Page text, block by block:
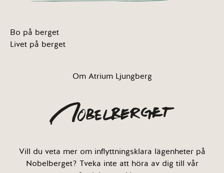
Bo på berget
Livet på berget
Om Atrium Ljungberg
Vill du veta mer om inflyttningsklara lägenheter på
Nobelberget? Tveka inte att höra av dig till vår